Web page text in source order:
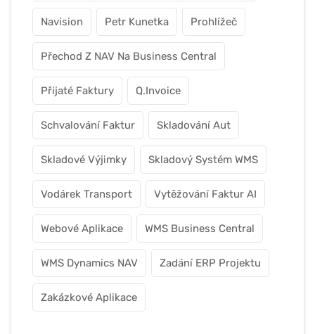
Navision Petr Kunetka Prohlížeč
Přechod Z NAV Na Business Central
Přijaté Faktury Q.Invoice
Schvalování Faktur Skladování Aut
Skladové Výjimky Skladový Systém WMS
Vodárek Transport Vytěžování Faktur AI
Webové Aplikace WMS Business Central
WMS Dynamics NAV Zadání ERP Projektu
Zakázkové Aplikace